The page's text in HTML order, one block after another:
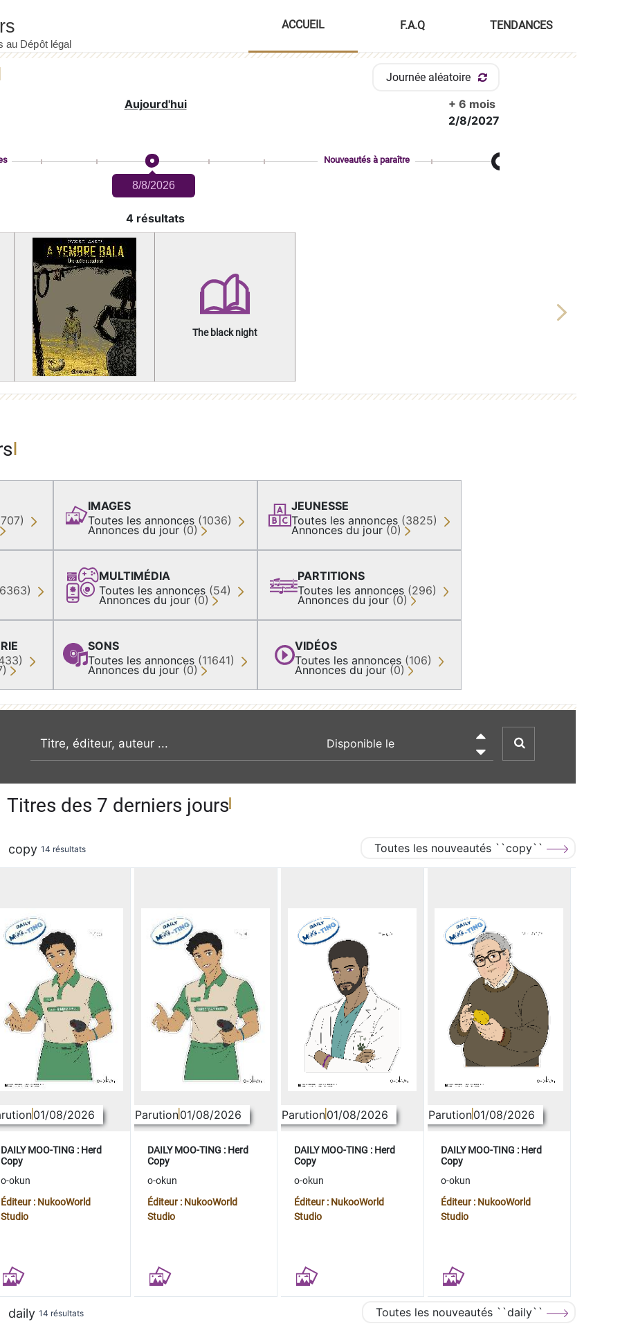
ACCUEIL F.A.Q TENDANCES
Journée aléatoire
Aujourd'hui
+ 6 mois
2/8/2027
8/8/2026
Nouveautés à paraître
4 résultats
The black night
Next
IMAGES
Toutes les annonces (1036)
Annonces du jour (0)
MULTIMÉDIA
Toutes les annonces (54)
Annonces du jour (0)
SONS
Toutes les annonces (11641)
Annonces du jour (0)
JEUNESSE
Toutes les annonces (3825)
Annonces du jour (0)
PARTITIONS
Toutes les annonces (296)
Annonces du jour (0)
VIDÉOS
Toutes les annonces (106)
Annonces du jour (0)
recherche par mot clé

Titres des 7 derniers jours
copy 14 résultats Toutes les nouveautés ``copy``
01/08/2026
DAILY MOO-TING : Herd
Copy
o-okun
Éditeur : NukooWorld
Studio
Parution01/08/2026
DAILY MOO-TING : Herd
Copy
o-okun
Éditeur : NukooWorld
Studio
Parution01/08/2026
DAILY MOO-TING : Herd
Copy
o-okun
Éditeur : NukooWorld
Studio
Parution01/08/2026
DAILY MOO-TING : Herd
Copy
o-okun
Éditeur : NukooWorld
Studio
daily 14 résultats Toutes les nouveautés ``daily``